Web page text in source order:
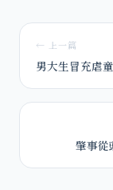
← 上一篇
男大生冒充虐
肇事從